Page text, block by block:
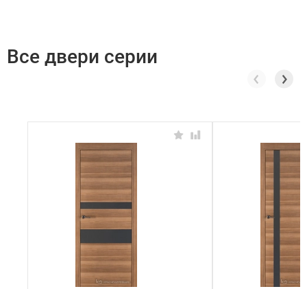
Все двери серии